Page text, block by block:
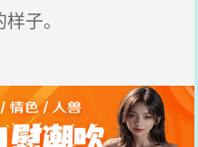
子。